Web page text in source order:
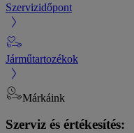
Szervizidőpont
Járműtartozékok
Márkáink
Szerviz és értékesítés: